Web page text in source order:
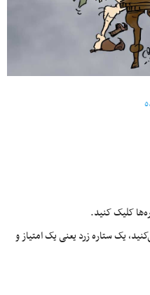
کلیک کنید.
یک ستاره زرد یعنی یک امتیاز و